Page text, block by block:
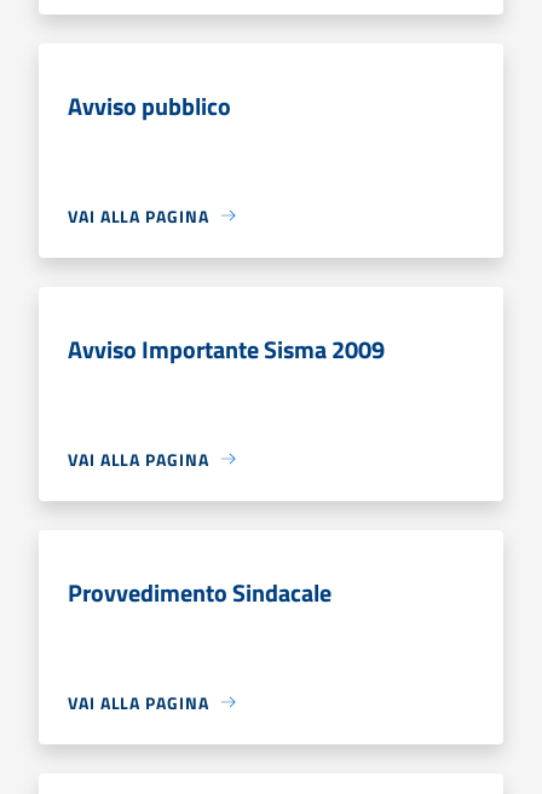
Avviso pubblico
VAI ALLA PAGINA
Avviso Importante Sisma 2009
VAI ALLA PAGINA
Provvedimento Sindacale
VAI ALLA PAGINA